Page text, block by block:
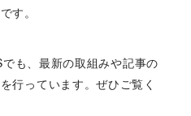
す。
も、最新の取組みや記事の
行っています。ぜひご覧く